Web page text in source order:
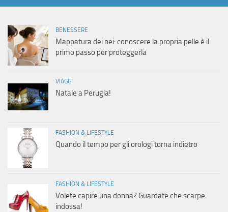
BENESSERE
Mappatura dei nei: conoscere la propria pelle è il
primo passo per proteggerla
VIAGGI
Natale a Perugia!
FASHION & LIFESTYLE
Quando il tempo per gli orologi torna indietro
FASHION & LIFESTYLE
Volete capire una donna? Guardate che scarpe
indossa!